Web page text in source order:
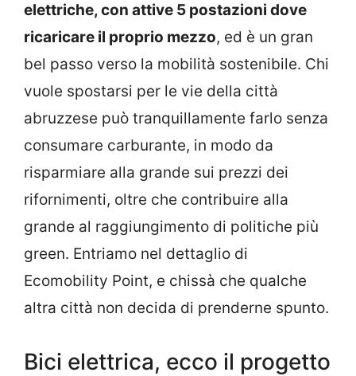
elettriche, con attive 5 postazioni dove
ricaricare il proprio mezzo, ed è un gran
bel passo verso la mobilità sostenibile. Chi
vuole spostarsi per le vie della città
abruzzese può tranquillamente farlo senza
consumare carburante, in modo da
risparmiare alla grande sui prezzi dei
rifornimenti, oltre che contribuire alla
grande al raggiungimento di politiche più
green. Entriamo nel dettaglio di
Ecomobility Point, e chissà che qualche
altra città non decida di prenderne spunto.
Bici elettrica, ecco il progetto